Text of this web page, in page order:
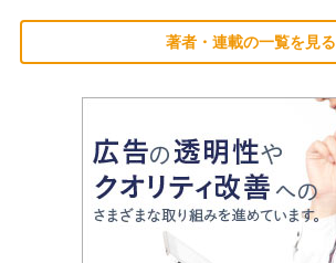
著者・連載の一覧を見る